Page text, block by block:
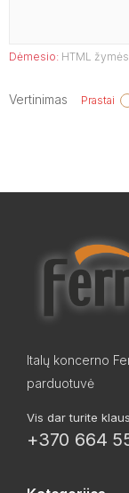
Dėmesio: HTML
Vertinimas Prastai
Italų koncerno
parduotuvė
Vis dar turite
+370 664